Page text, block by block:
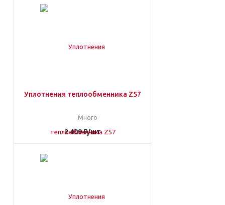
Уплотнения теплообменника Z57
Много
2 409₽/шт